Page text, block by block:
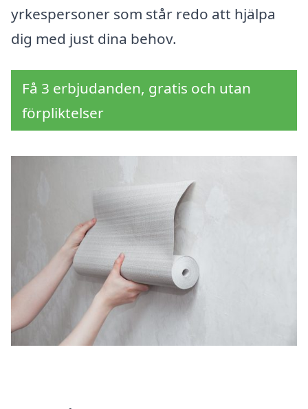
yrkespersoner som står redo att hjälpa
dig med just dina behov.
Få 3 erbjudanden, gratis och utan
förpliktelser